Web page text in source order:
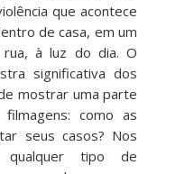
que acontece
de casa, em um
à luz do dia. O
significativa dos
mostrar uma parte
como as
seus casos? Nos
qualquer tipo de